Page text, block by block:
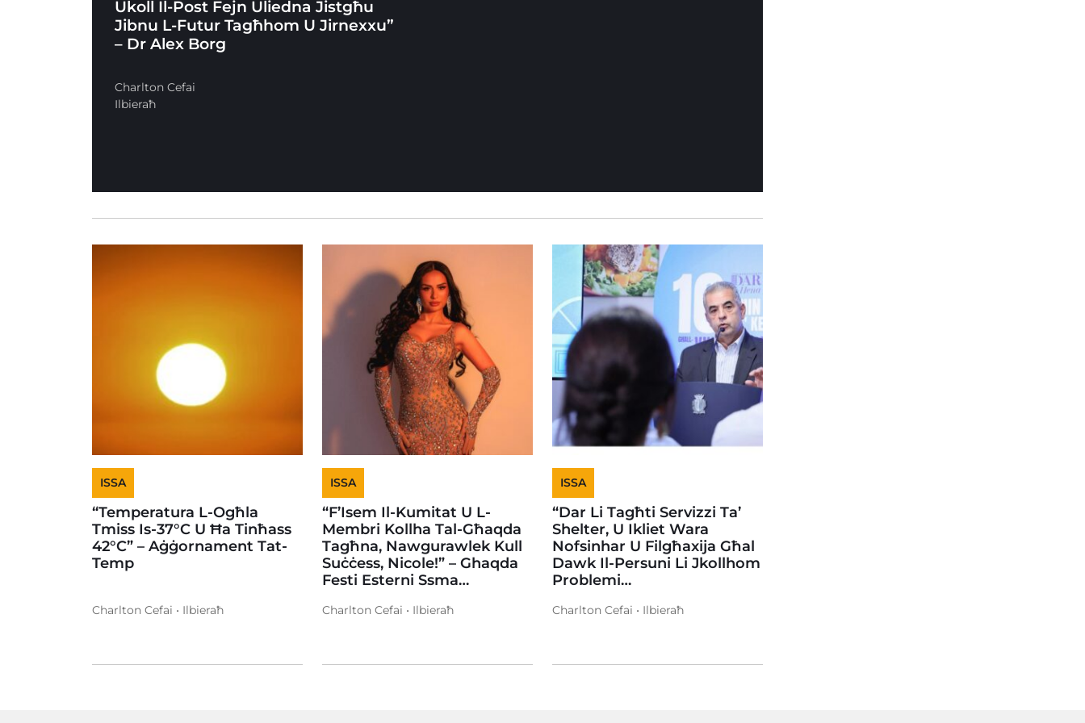
Ukoll Il-Post Fejn Uliedna Jistgħu
Jibnu L-Futur Tagħhom U Jirnexxu”
– Dr Alex Borg
Charlton Cefai
Ilbieraħ
ISSA
“Temperatura L-Ogħla
Tmiss Is-37°C U Ħa Tinħass
42°C” – Aġġornament Tat-
Temp
Charlton Cefai • Ilbieraħ
ISSA
“F’Isem Il-Kumitat U L-
Membri Kollha Tal-Għaqda
Tagħna, Nawgurawlek Kull
Suċċess, Nicole!” – Ghaqda
Festi Esterni Ssma…
Charlton Cefai • Ilbieraħ
ISSA
“Dar Li Tagħti Servizzi Ta’
Shelter, U Ikliet Wara
Nofsinhar U Filgħaxija Għal
Dawk Il-Persuni Li Jkollhom
Problemi…
Charlton Cefai • Ilbieraħ